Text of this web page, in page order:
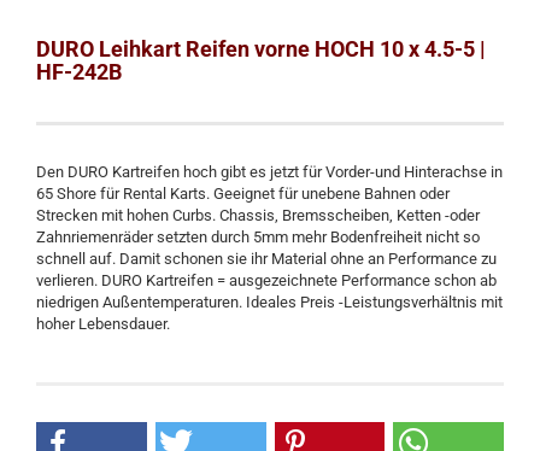
DURO Leihkart Reifen vorne HOCH 10 x 4.5-5 |
HF-242B
Den DURO Kartreifen hoch gibt es jetzt für Vorder-und Hinterachse in
65 Shore für Rental Karts. Geeignet für unebene Bahnen oder
Strecken mit hohen Curbs. Chassis, Bremsscheiben, Ketten -oder
Zahnriemenräder setzten durch 5mm mehr Bodenfreiheit nicht so
schnell auf. Damit schonen sie ihr Material ohne an Performance zu
verlieren. DURO Kartreifen = ausgezeichnete Performance schon ab
niedrigen Außentemperaturen. Ideales Preis -Leistungsverhältnis mit
hoher Lebensdauer.